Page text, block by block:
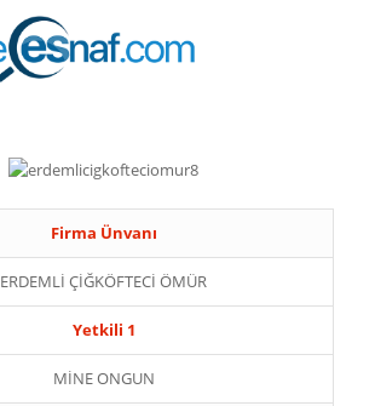
Firma Ünvanı
ERDEMLİ ÇİĞKÖFTECİ ÖMÜR
Yetkili 1
MİNE ONGUN